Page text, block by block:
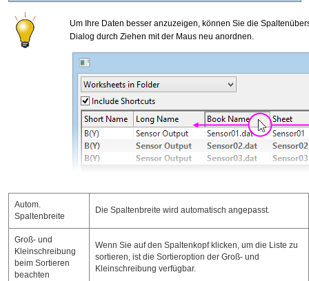
Um Ihre Daten besser anzuzeigen, können Sie die
Dialog durch Ziehen mit der Maus neu anordnen.
Autom.
Spaltenbreite
Die Spaltenbreite wird automatisch angepasst.
Groß- und
Kleinschreibung
beim Sortieren
beachten
Wenn Sie auf den Spaltenkopf klicken, um die Liste zu
sortieren, ist die Sortieroption der Groß- und
Kleinschreibung verfügbar.